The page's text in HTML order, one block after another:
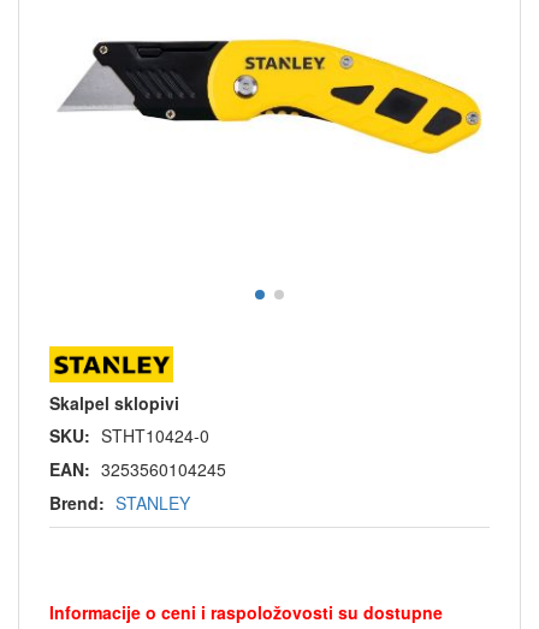
Skalpel sklopivi
SKU: STHT10424-0
EAN: 3253560104245
Brend: STANLEY
Informacije o ceni i raspoložovosti su dostupne